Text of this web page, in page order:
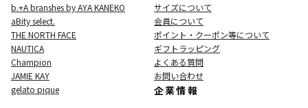
b.+A branshes by AYA KANEKO
aBity select.
THE NORTH FACE
NAUTICA
Champion
JAMIE KAY
gelato pique
サイズについて
会員について
ポイント・クーポン等について
ギフトラッピング
よくある質問
お問い合わせ
企業情報